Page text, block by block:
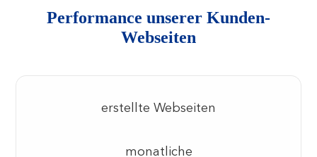
Performance unserer Kunden-
Webseiten
erstellte Webseiten
monatliche